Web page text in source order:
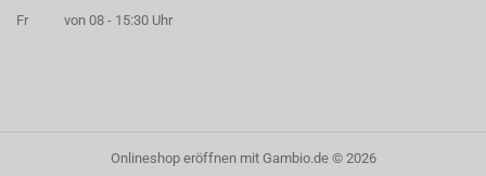
Fr von 08 - 15:30 Uhr
Onlineshop eröffnenmit Gambio.de © 2026